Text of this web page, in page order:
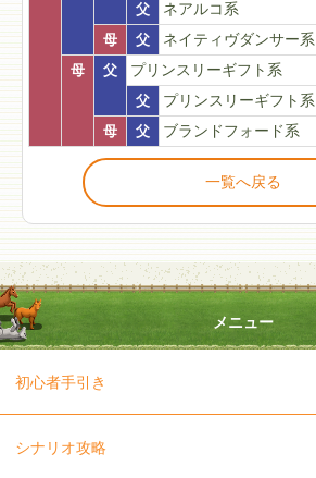
父
ネアルコ系
母
父
ネイティヴダンサー系
母
父
プリンスリーギフト系
父
プリンスリーギフト系
母
父 ブランドフォード系
一覧へ戻る
メニュー
初心者手引き
シナリオ攻略